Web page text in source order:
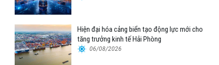
Hiện đại hóa cảng biển tạo động lực mới cho
tăng trưởng kinh tế Hải Phòng
06/08/2026